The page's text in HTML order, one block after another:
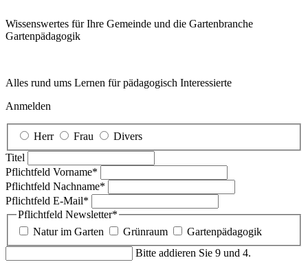
Wissenswertes für Ihre Gemeinde und die Gartenbranche
Garten­pädagogik
Alles rund ums Lernen für pädagogisch Interessierte
Anmelden
Herr Frau
Divers
Titel
Pflichtfeld Vorname*
Pflichtfeld Nachname*
Pflichtfeld E-Mail*
Pflichtfeld Newsletter*
Natur im Garten
Grünraum
Gartenpädagogik
Bitte addieren Sie 9 und 4.